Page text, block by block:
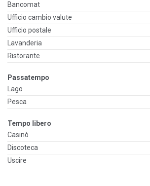
Bancomat
Ufficio cambio valute
Ufficio postale
Lavanderia
Ristorante
Passatempo
Lago
Pesca
Tempo libero
Casinò
Discoteca
Uscire